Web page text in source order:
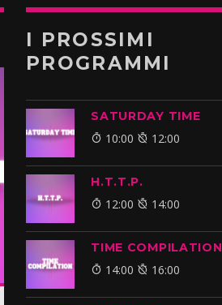
I PROSSIMI
PROGRAMMI
SATURDAY TIME
10:00 12:00
H.T.T.P.
12:00 14:00
TIME COMPILATION
14:00 16:00